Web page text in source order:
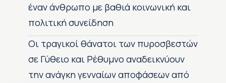
έναν άνθρωπο με βαθιά κοινωνική και
πολιτική συνείδηση
Οι τραγικοί θάνατοι των πυροσβεστών
σε Γύθειο και Ρέθυμνο αναδεικνύουν
την ανάγκη γενναίων αποφάσεων από